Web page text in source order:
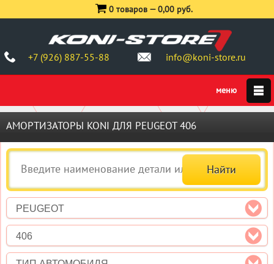
+7 (926) 887-55-88 info@koni-store.ru
0 товаров —0,00 руб.
АМОРТИЗАТОРЫ KONI ДЛЯ PEUGEOT 406
PEUGEOT
406